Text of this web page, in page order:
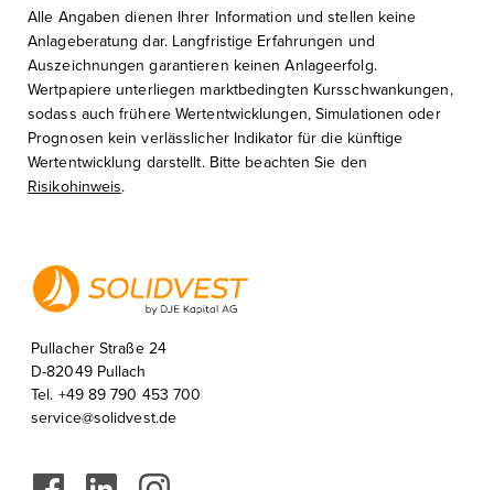
Alle Angaben dienen Ihrer Information und stellen keine
Anlageberatung dar. Langfristige Erfahrungen und
Auszeichnungen garantieren keinen Anlageerfolg.
Wertpapiere unterliegen marktbedingten Kursschwankungen,
sodass auch frühere Wertentwicklungen, Simulationen oder
Prognosen kein verlässlicher Indikator für die künftige
Wertentwicklung darstellt. Bitte beachten Sie den
Risikohinweis.
Pullacher Straße 24
D-82049 Pullach
Tel. +49 89 790 453 700
service@solidvest.de